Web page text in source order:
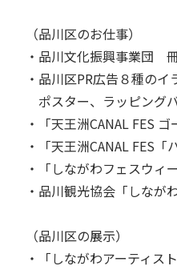
（品川区のお仕事）
・品川文化振興事業団
・品川区PR広告８種のイ
ポスター、ラッピング
・「天王洲CANAL FES
・「天王洲CANAL FES
・「しながわフェスウィ
・品川観光協会「しなが
（品川区の展示）
・「しながわアーティス